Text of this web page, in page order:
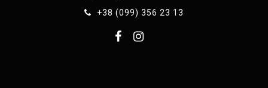
+38 (099) 356 23 13